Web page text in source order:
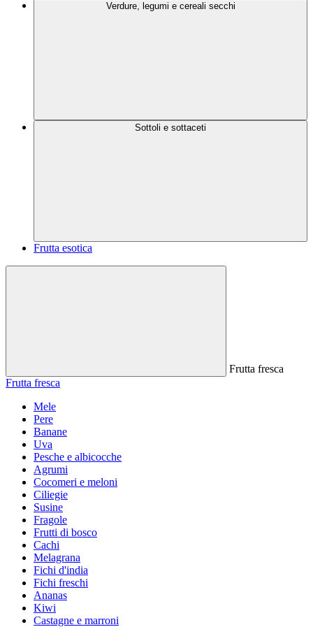
Verdure, legumi e cereali secchi
Sottoli e sottaceti
Frutta esotica
Frutta fresca
Frutta fresca
Mele
Pere
Banane
Uva
Pesche e albicocche
Agrumi
Cocomeri e meloni
Ciliegie
Susine
Fragole
Frutti di bosco
Cachi
Melagrana
Fichi d'india
Fichi freschi
Ananas
Kiwi
Castagne e marroni